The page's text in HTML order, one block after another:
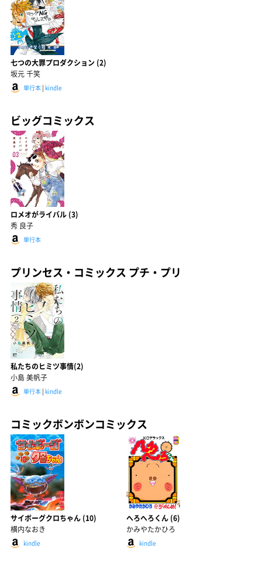
七つの大罪プロダクション (2)
坂元 千笑
単行本 | kindle
ビッグコミックス
ロメオがライバル (3)
秀 良子
単行本
プリンセス・コミックス プチ・プリ
私たちのヒミツ事情(2)
小島 美帆子
単行本 | kindle
コミックボンボンコミックス
サイボーグクロちゃん (10)
横内なおき
kindle
へろへろくん (6)
かみやたかひろ
kindle